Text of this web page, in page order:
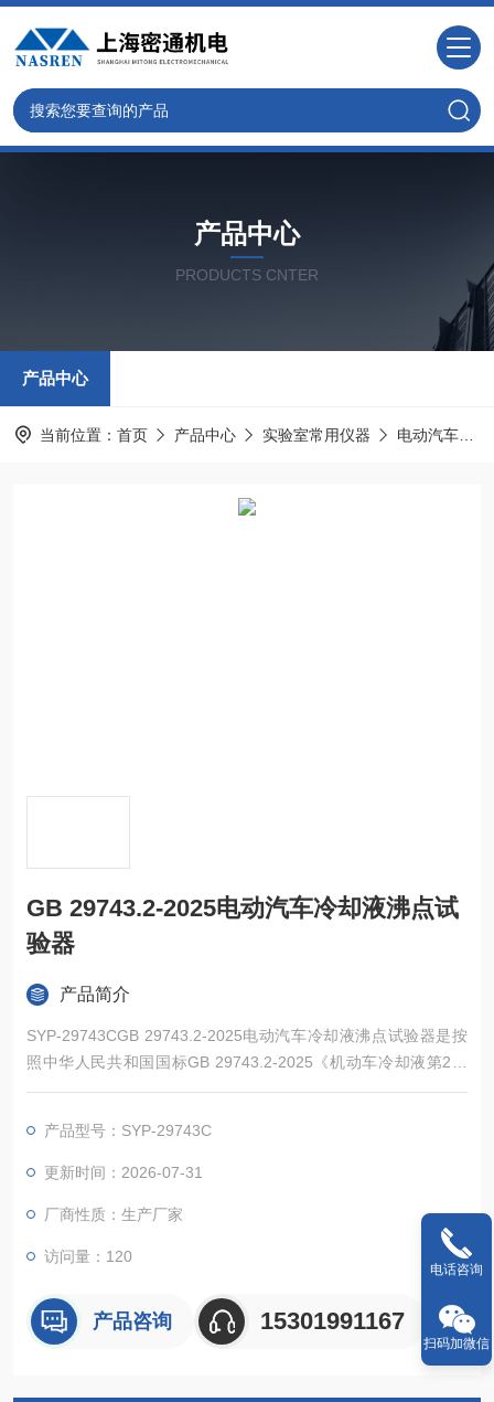
产品中心
PRODUCTS CNTER
产品中心
当前位置： 首页 产品中心 实验室常用仪器 电动汽车冷却液沸点试验器
GB 29743.2-2025电动汽车冷却液沸点试
验器
产品简介
SYP-29743CGB 29743.2-2025电动汽车冷却液沸点试验器是按
照中华人民共和国国标GB 29743.2-2025《机动车冷却液第2部
分:电动汽车冷却液》设计制造的‌，同时也满足中华人民共和国石
求。
产品型号：SYP-29743C
更新时间：2026-07-31
厂商性质：生产厂家
访问量：120
产品咨询 15301991167
电话咨询
扫码加微信